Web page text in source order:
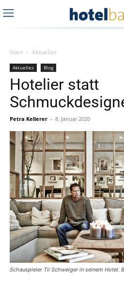
Start Aktuelles
Aktuelles Blog
Hotelier statt
Petra Kellerer - 8. Januar 2020
Schauspieler Til Schweiger in seinem Hotel.